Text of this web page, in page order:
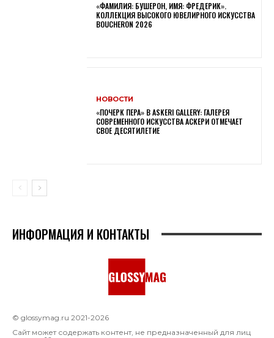
«ФАМИЛИЯ: БУШЕРОН, ИМЯ: ФРЕДЕРИК».
КОЛЛЕКЦИЯ ВЫСОКОГО ЮВЕЛИРНОГО ИСКУССТВА
BOUCHERON 2026
НОВОСТИ
«ПОЧЕРК ПЕРА» В ASKERI GALLERY: ГАЛЕРЕЯ
СОВРЕМЕННОГО ИСКУССТВА АСКЕРИ ОТМЕЧАЕТ
СВОЕ ДЕСЯТИЛЕТИЕ
ИНФОРМАЦИЯ И КОНТАКТЫ
© glossymag.ru 2021-2026
Сайт может содержать контент, не предназначенный для лиц